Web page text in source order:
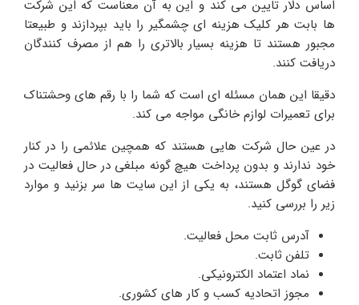
اساس دلار تایین می کند و این به آن معناست که این شرکت
ها بابت هر کلیک هزینه ای چشمگیر را باید بپردازند و طبیعتا
مجبور هستند تا هزینه بسیار بالاتری را هم از مصرف کنندگان
دریافت کنند.
دقیقا این همان مسئله ای است که شما را با رقم های وحشتناک
برای تعمیرات لوازم خانگی مواجه می کند.
در عین حال شرکت هایی هستند که همچین علائمی را در کنار
خود ندارند و بدون پرداخت هیچ گونه مبلغی در حال فعالیت در
فضای گوگل هستند، به یکی از این سایت ها سر بزنید و موارد
زیر را بررسی کنید.
آدرس ثابت محل فعالیت.
تلفن ثابت.
نماد اعتماد الکترونیکی.
مجوز اتحادیه کسب و کار های کشوری.